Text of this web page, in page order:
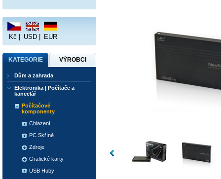
Kč USD EUR
KATEGORIE VÝROBCI
Dům a zahrada
Elektronika | Počítače a
kancelář
Počítačové
komponenty
Chlazení
PC Skříně
Zdroje
Grafické karty
USB Huby